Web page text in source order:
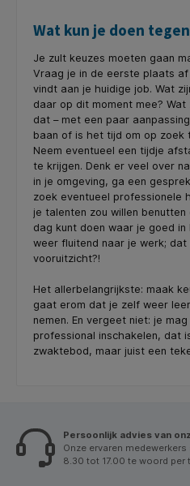
Wat kun je doen
Je zult keuzes moeten gaan
Vraag je in de eerste plaats
vindt aan je huidige job. Wat
daar op dit moment mee? Wat
dat – met een paar
baan of is het tijd om op zoek
Neem eventueel een tijdje
te krijgen. Denk er veel over
in je omgeving, ga een
zoek eventueel professionele
je talenten zou willen
dag kunt doen waar je goed
weer fluitend naar je werk;
vooruitzicht?!
Het allerbelangrijkste: maak
gaat erom dat je zelf weer
nemen. En vergeet niet: je
professional inschakelen, dat
zwaktebod, maar juist een
Persoonlijk advies van
Onze ervaren
8.30 tot 17.00 te woord